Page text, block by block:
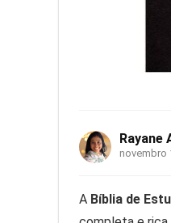
Rayane
novembro
A Bíblia de